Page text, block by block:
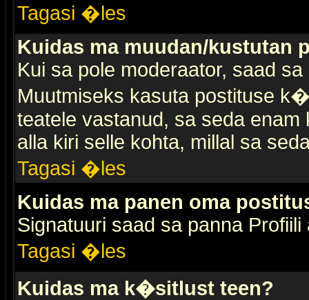
Tagasi �les
Kuidas ma muudan/kustutan
Kui sa pole moderaator, saad
Muutmiseks kasuta postituse
teatele vastanud, sa seda
alla kiri selle kohta, millal sa
Tagasi �les
Kuidas ma panen oma
Signatuuri saad sa panna Profiili
Tagasi �les
Kuidas ma k�sitlust teen?